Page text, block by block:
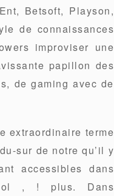
Betsoft, Playson,
de connaissances
improviser une
papillon des
de gaming avec de
extraordinaire terme
sur de notre qu’il y
accessibles dans
, ! plus. Dans